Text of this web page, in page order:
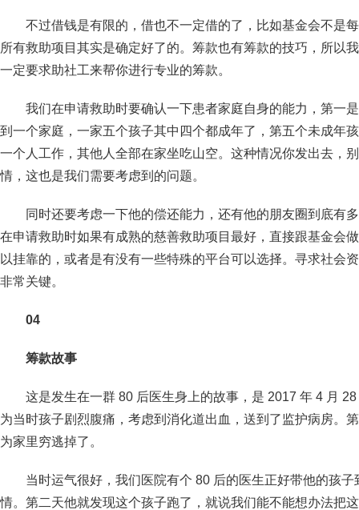
不过借钱是有限的，借也不一定借的了，比如基金会不是
所有救助项目其实是确定好了的。筹款也有筹款的技巧，所以
一定要求助社工来帮你进行专业的筹款。
我们在申请救助时要确认一下患者家庭自身的能力，第一
到一个家庭，一家五个孩子其中四个都成年了，第五个未成年
一个人工作，其他人全部在家坐吃山空。这种情况你发出去，
情，这也是我们需要考虑到的问题。
同时还要考虑一下他的偿还能力，还有他的朋友圈到底有
在申请救助时如果有成熟的慈善救助项目最好，直接跟基金会
以挂靠的，或者是有没有一些特殊的平台可以选择。寻求社会
非常关键。
04
筹款故事
这是发生在一群 80 后医生身上的故事，是 2017 年 4 月
为当时孩子剧烈腹痛，考虑到消化道出血，送到了监护病房。
为家里穷逃掉了。
当时运气很好，我们医院有个 80 后的医生正好带他的孩
情。第二天他就发现这个孩子跑了，就说我们能不能想办法把